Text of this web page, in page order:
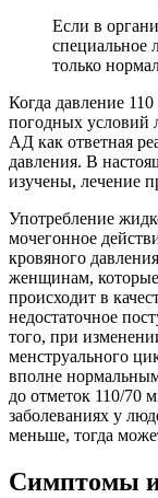
Если в
специальное
только
Когда давление
погодных условий
АД как ответная
давления. В
изучены, лечение
Употребление
мочегонное
кровяного
женщинам,
происходит в
недостаточное
того, при
менструального
вполне
до отметок 110/70
заболеваниях у
меньше, тогда
Симптомы